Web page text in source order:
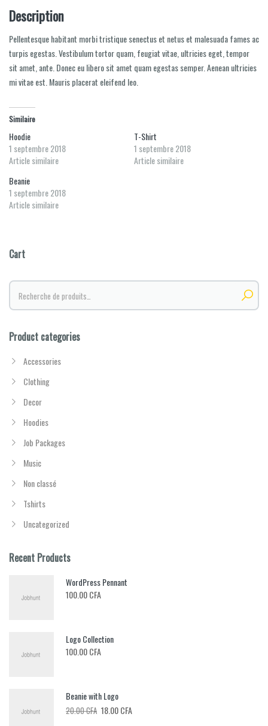
Description
Pellentesque habitant morbi tristique senectus et netus et malesuada fames ac
turpis egestas. Vestibulum tortor quam, feugiat vitae, ultricies eget, tempor
sit amet, ante. Donec eu libero sit amet quam egestas semper. Aenean ultricies
mi vitae est. Mauris placerat eleifend leo.
Similaire
Hoodie
1 septembre 2018
Article similaire
T-Shirt
1 septembre 2018
Article similaire
Beanie
1 septembre 2018
Article similaire
Cart
Recherche
pour :
Product categories
Accessories
Clothing
Decor
Hoodies
Job Packages
Music
Non classé
Tshirts
Uncategorized
Recent Products
WordPress Pennant
100.00CFA
Logo Collection
100.00CFA
Beanie with Logo
20.00CFA Le
18.00CFALe